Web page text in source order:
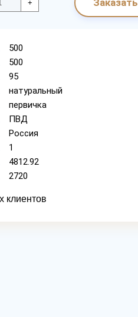
+
500
500
95
натуральный
первичка
ПВД
Россия
1
4812.92
2720
клиентов